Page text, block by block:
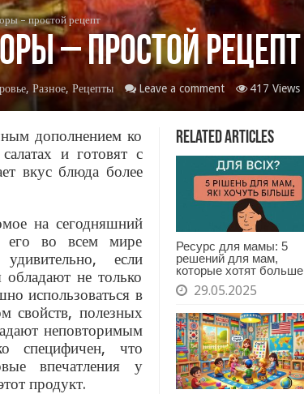
– простой рецепт
– простой рецепт
, Разное, Рецепты Leave a comment 417 Views
Related Articles
Ресурс для мамы: 5
решений для мам,
которые хотят больше
29.05.2025
дополнением ко
и готовят с
вкус блюда более
на сегодняшний
его во всем мире
если
не только
использоваться в
свойств, полезных
неповторимым
специфичен, что
впечатления у
продукт.